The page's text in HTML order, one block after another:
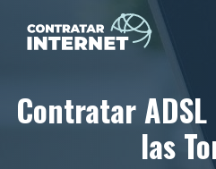
Contratar
las